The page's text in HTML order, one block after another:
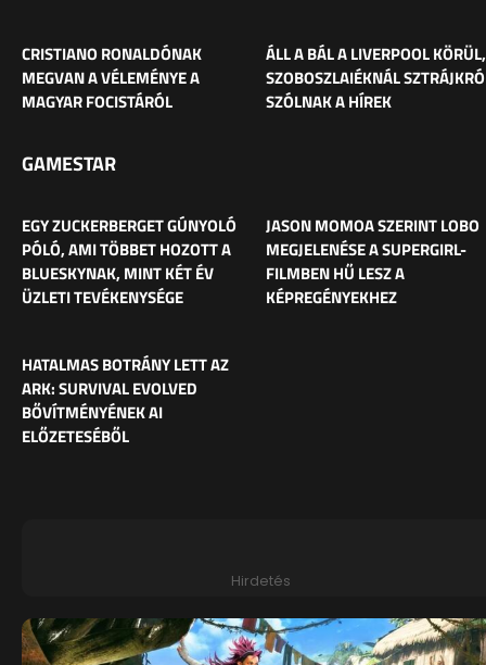
CRISTIANO RONALDÓNAK
MEGVAN A VÉLEMÉNYE A
MAGYAR FOCISTÁRÓL
ÁLL A BÁL A LIVERPOOL KÖRÜL,
SZOBOSZLAIÉKNÁL
SZÓLNAK A HÍREK
GAMESTAR
EGY ZUCKERBERGET GÚNYOLÓ
PÓLÓ, AMI TÖBBET HOZOTT A
BLUESKYNAK, MINT KÉT ÉV
ÜZLETI TEVÉKENYSÉGE
JASON MOMOA SZERINT LOBO
MEGJELENÉSE A SUPERGIRL-
FILMBEN HŰ LESZ A
KÉPREGÉNYEKHEZ
HATALMAS BOTRÁNY LETT AZ
ARK: SURVIVAL EVOLVED
BŐVÍTMÉNYÉNEK AI
ELŐZETESÉBŐL
Hirdetés